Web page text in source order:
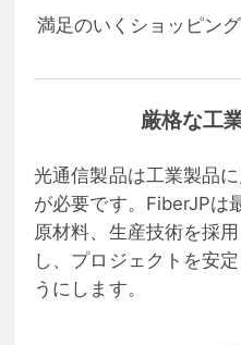
満足のいくショッピング
厳格な工
光通信製品は工業製品
が必要です。FiberJPは
原材料、生産技術を採
し、プロジェクトを安
うにします。